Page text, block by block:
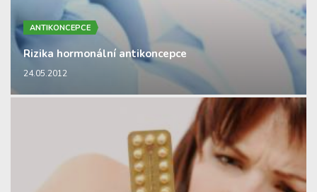
ANTIKONCEPCE
Rizika hormonální antikoncepce
24.05.2012